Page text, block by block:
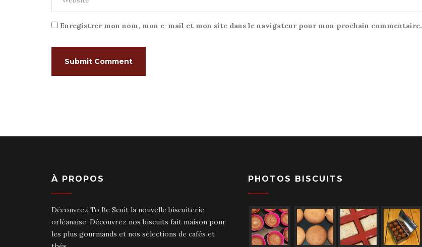
Enregistrer mon nom, mon e-mail et mon site dans le navigateur pour mon prochain commentaire.
À PROPOS
Découvrez To Be Scuit la nouvelle biscuiterie
orléanaise. Découvrez nos biscuits fait maison pour
les plus gourmands et nos sélections de cafés et
PHOTOS BISCUITS